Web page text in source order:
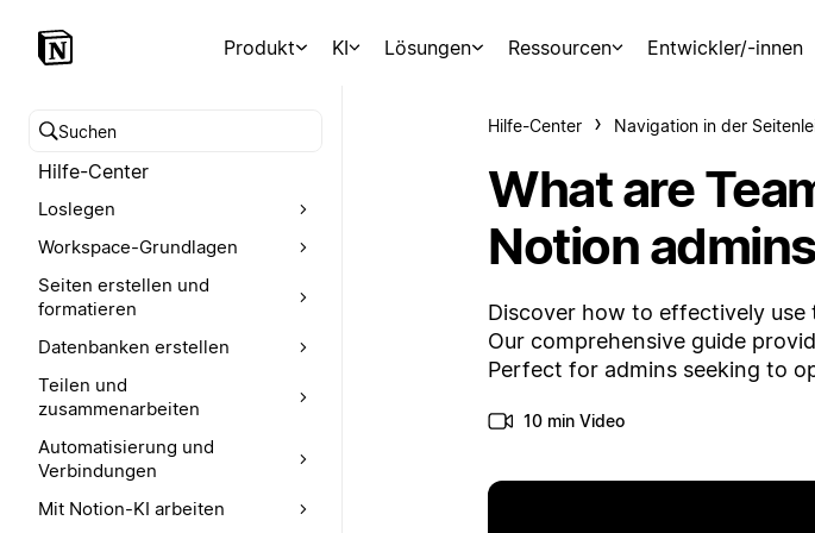
Produkt KI Lösungen Ressourcen Entwickler/-innen
Hilfe-Center durchsuchen
Hilfe-Center
Loslegen
Workspace-Grundlagen
Seiten erstellen und
formatieren
Datenbanken erstellen
Teilen und
zusammenarbeiten
Automatisierung und
Verbindungen
Mit Notion-KI arbeiten
Hilfe-Center Navigation in der
What are
Notion admins
Discover how to effectively
Our comprehensive guide
Perfect for admins seeking to
10 min Video